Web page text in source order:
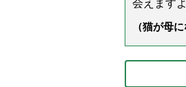
会えます
（猫が母